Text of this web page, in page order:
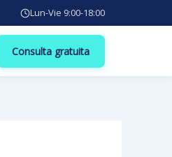
Lun-Vie 9:00-18:00
Consulta gratuita